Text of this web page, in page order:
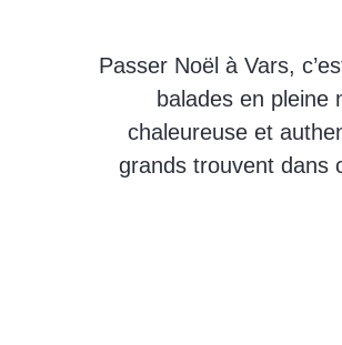
Passer Noël à Vars,
balades en pleine
chaleureuse et
grands trouvent dans